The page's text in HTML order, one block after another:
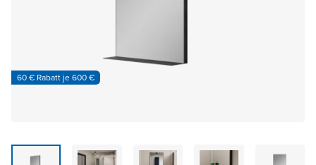
60 € Rabatt je 600 €